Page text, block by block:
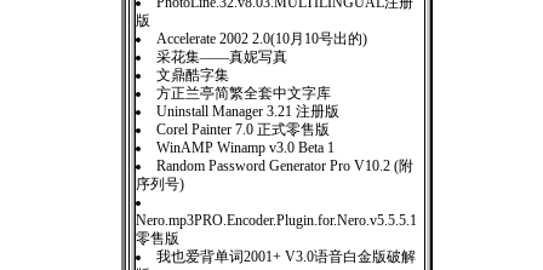
版
Accelerate 2002 2.0(10月10号出的)
采花集——真妮写真
文鼎酷字集
方正兰亭简繁全套中文字库
Uninstall Manager 3.21 注册版
Corel Painter 7.0 正式零售版
WinAMP Winamp v3.0 Beta 1
Random Password Generator Pro V10.2 (附
序列号)
Nero.mp3PRO.Encoder.Plugin.for.Nero.v5.5.5.1
零售版
我也爱背单词2001+ V3.0语音白金版破解